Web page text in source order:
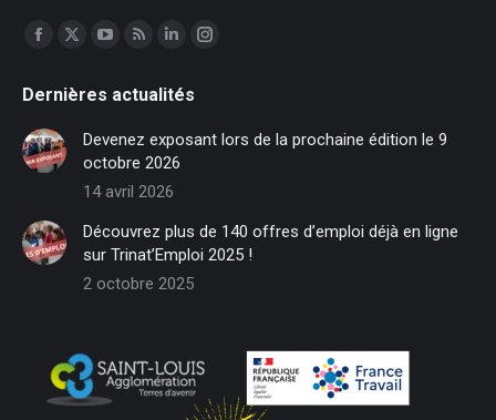
Trouvez nous sur :
Facebook
opens
in
new
window
X
opens
new
window
opens
in
new
window
opens
in
new
window
LinkedIn
opens
in
new
window
Instagram
in
Dernières actualités
Devenez exposant lors de la prochaine édition le 9
octobre 2026
14 avril 2026
Découvrez plus de 140 offres d’emploi déjà en ligne
sur Trinat’Emploi 2025 !
2 octobre 2025